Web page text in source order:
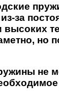
за
высоких
но
не